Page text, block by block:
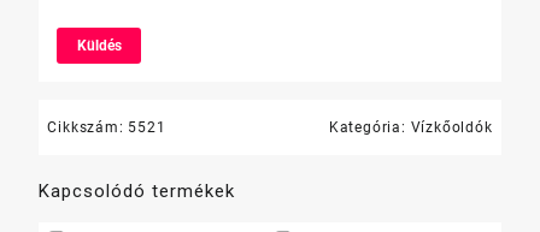
Cikkszám: 5521 Kategória: Vízkőoldók
Kapcsolódó termékek